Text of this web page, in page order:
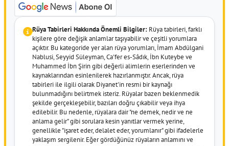
Rüya Tabirleri Hakkında Önemli Bilgiler: Rüya tabirleri, farklı
kişilere göre değişik anlamlar taşıyabilir ve çeşitli yorumlara
açıktır. Bu kategoride yer alan rüya yorumları, İmam Abdülgani
Nablusi, Seyyid Süleyman, Ca'fer es-Sâdık, İbn Kuteybe ve
Muhammed İbn Şirin gibi değerli alimlerin eserlerinden ve
kaynaklarından esinlenilerek hazırlanmıştır. Ancak, rüya
tabirleri ile ilgili olarak Diyanet'in resmi bir kaynağı
bulunmadığını belirtmek isteriz. Rüyalar bazen beklenmedik
şekilde gerçekleşebilir, bazıları doğru çıkabilir veya ihya
edilebilir. Bu nedenle, rüyalara dair "ne demek, nedir ve ne
anlama gelir" gibi sorulara kesin yanıtlar vermek yerine,
genellikle "işaret eder, delalet eder, yorumlanır" gibi ifadelerle
yaklaşım sergilenir. Eğer gördüğünüz rüyaların anlamını ve